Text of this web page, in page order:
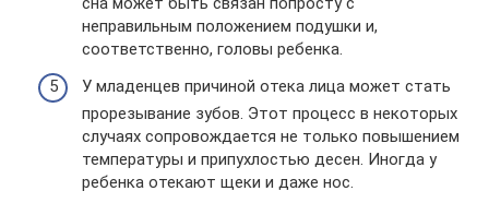
неправильным положением подушки и,
соответственно, головы ребенка.
У младенцев причиной отека лица может стать
прорезывание зубов. Этот процесс в некоторых
случаях сопровождается не только повышением
температуры и припухлостью десен. Иногда у
ребенка отекают щеки и даже нос.